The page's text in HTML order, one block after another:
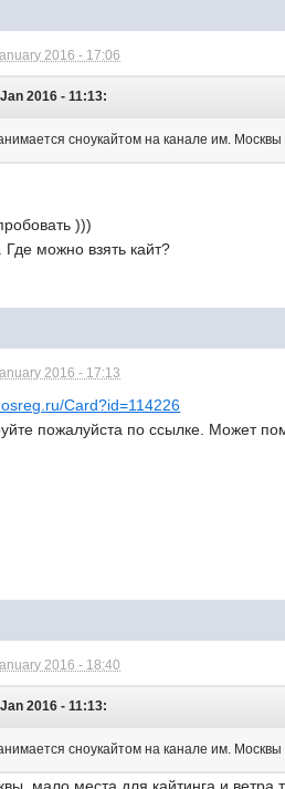
2016 - 17:06
2016 - 11:13:
сноукайтом на канале им.
)))
Где можно взять кайт?
2016 - 17:13
Card?id=114226
пожалуйста по ссылке. Может
2016 - 18:40
2016 - 11:13:
сноукайтом на канале им.